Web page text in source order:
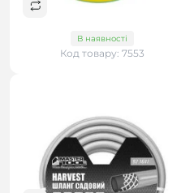
В наявності
Код товару: 7553